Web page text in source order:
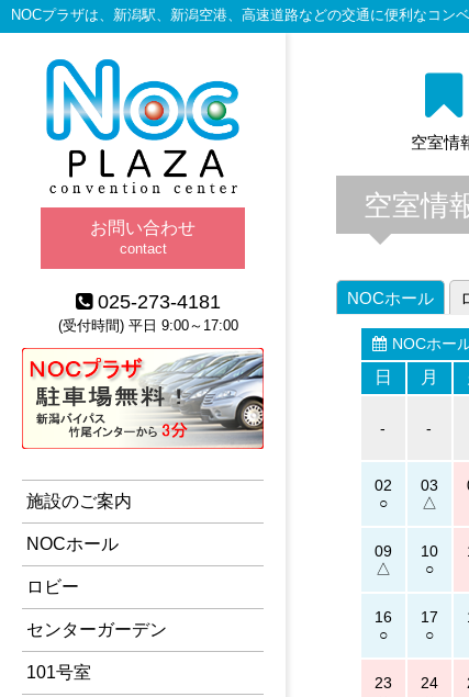
NOCプラザは、新潟駅、新潟空港、高速道路などの交通に便利なコン
空室情
空室情
NOCホール
NOCホー
日 月
- -
02 03
09 10
16 17
23 24
お問い合わせ
contact
025-273-4181
(受付時間) 平日 9:00～17:00
施設のご案内
NOCホール
ロビー
センターガーデン
101号室